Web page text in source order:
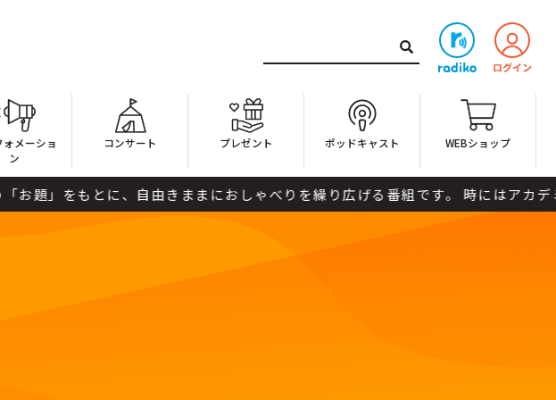
ォメーショ
ン
コンサート プレゼント ポッドキャスト WEBショップ
もとに、自由きままにおしゃべりを繰り広げる番組です。 時にはアカデミ